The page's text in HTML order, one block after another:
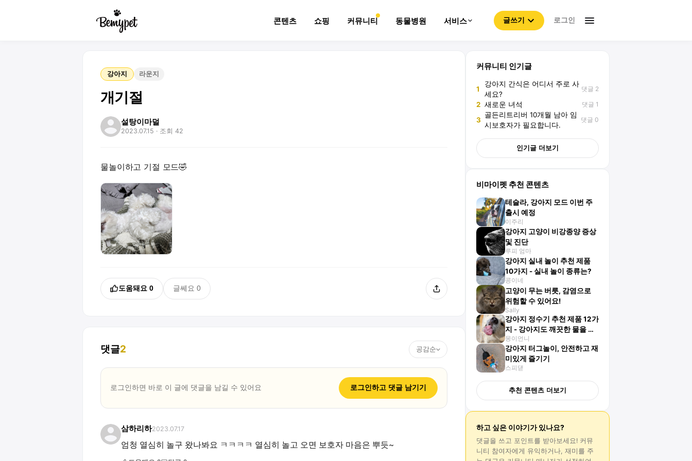
콘텐츠 쇼핑 커뮤니티 동물병원 서비스 글쓰기 로그인
강아지 라운지
개기절
설탕이마덜
2023.07.15 · 조회 42
물놀이하고 기절 모드🤣
도움돼요 0 글쎄요 0
댓글2 공감순
로그인하면 바로 이 글에 댓글을 남길 수 있어요 로그인하고 댓글 남기기
삼하리하2023.07.17
엄청 열심히 놀구 왔나봐요 ㅋㅋㅋㅋ 열심히 놀고 오면 보호자 마음은 뿌듯~
커뮤니티 인기글
1
강아지 간식은 어디서 주로 사
세요?
댓글 2
2 새로운 녀석 댓글 1
3
골든리트리버 10개월 남아 임
시보호자가 필요합니다.
댓글 0
인기글 더보기
비마이펫 추천 콘텐츠
테슬라, 강아지 모드 이번 주
출시 예정
이주리
강아지 고양이 비강종양 증상
및 진단
루피 엄마
강아지 실내 놀이 추천 제품
10가지 - 실내 놀이 종류는?
콩이네
고양이 무는 버릇, 감염으로
위험할 수 있어요!
Sally
강아지 정수기 추천 제품 12가
지 - 강아지도 깨끗한 물을 좋
아해요
몽이언니
강아지 터그놀이, 안전하고 재
미있게 즐기기
스피댇
추천 콘텐츠 더보기
하고 싶은 이야기가 있나요?
댓글을 쓰고 포인트를 받아보세요! 커뮤
니티 참여자에게 유익하거나, 재미를 주